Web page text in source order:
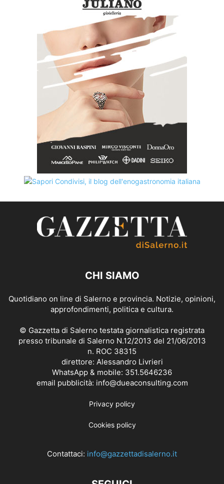
CHI SIAMO
Quotidiano on line di Salerno e provincia. Notizie, opinioni,
approfondimenti, politica e cultura.
© Gazzetta di Salerno testata giornalistica registrata
presso tribunale di Salerno N.12/2013 del 21/06/2013
n. ROC 38315
direttore: Alessandro Livrieri
WhatsApp & mobile: 351.5646236
email pubblicità: info@dueaconsulting.com
Privacy policy
Cookies policy
Contattaci: info@gazzettadisalerno.it